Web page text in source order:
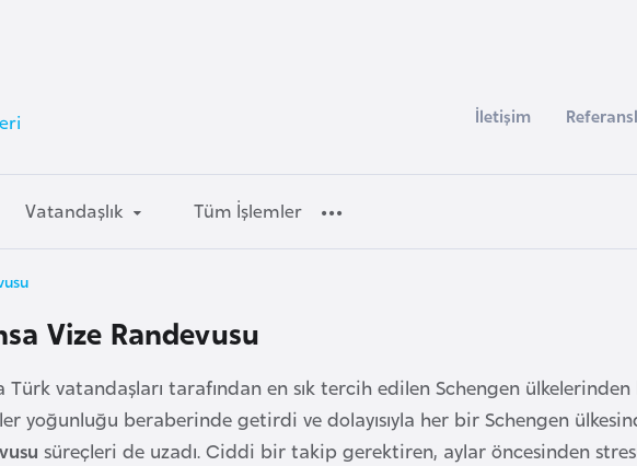
İletişim
Vatandaşlık Tüm İşlemler
Vize Randevusu
Türk vatandaşları tarafından en sık tercih edilen Schengen
yoğunluğu beraberinde getirdi ve dolayısıyla her bir Schengen
süreçleri de uzadı. Ciddi bir takip gerektiren, aylar öncesinden